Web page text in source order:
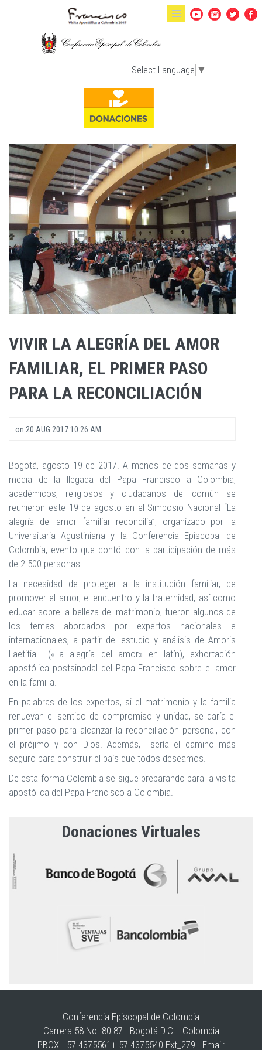
Pasar al contenido principal
Select Language ▼
VIVIR LA ALEGRÍA DEL AMOR
FAMILIAR, EL PRIMER PASO
PARA LA RECONCILIACIÓN
on 20 AUG 2017 10:26 AM
Bogotá, agosto 19 de 2017. A menos de dos semanas y
media de la llegada del Papa Francisco a Colombia,
académicos, religiosos y ciudadanos del común se
reunieron este 19 de agosto en el Simposio Nacional “La
alegría del amor familiar reconcilia”, organizado por la
Universitaria Agustiniana y la Conferencia Episcopal de
Colombia, evento que contó con la participación de más
de 2.500 personas.
La necesidad de proteger a la institución familiar, de
promover el amor, el encuentro y la fraternidad, así como
educar sobre la belleza del matrimonio, fueron algunos de
los temas abordados por expertos nacionales e
internacionales, a partir del estudio y análisis de Amoris
Laetitia («La alegría del amor» en latín), exhortación
apostólica postsinodal del Papa Francisco sobre el amor
en la familia.
En palabras de los expertos, si el matrimonio y la familia
renuevan el sentido de compromiso y unidad, se daría el
primer paso para alcanzar la reconciliación personal, con
el prójimo y con Dios. Además, sería el camino más
seguro para construir el país que todos deseamos.
De esta forma Colombia se sigue preparando para la visita
apostólica del Papa Francisco a Colombia.
Donaciones Virtuales
Conferencia Episcopal de Colombia
Carrera 58 No. 80-87 - Bogotá D.C. - Colombia
PBOX +57-4375561+ 57-4375540 Ext_279 - Email: